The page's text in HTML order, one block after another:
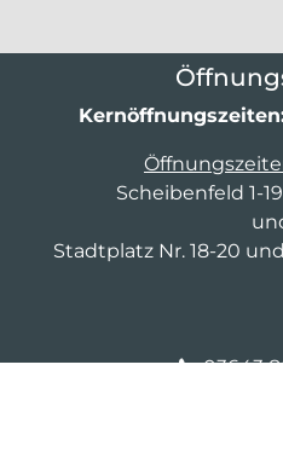
Scheibenfeld 1-
Stadtplatz Nr. 18-20
03643